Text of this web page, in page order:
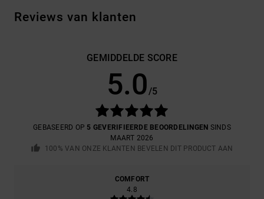
Reviews van klanten
GEMIDDELDE SCORE
5.0/5
GEBASEERD OP 5 GEVERIFIEERDE BEOORDELINGEN SINDS
MAART 2026
100% VAN ONZE KLANTEN BEVELEN DIT PRODUCT AAN
COMFORT
4.8